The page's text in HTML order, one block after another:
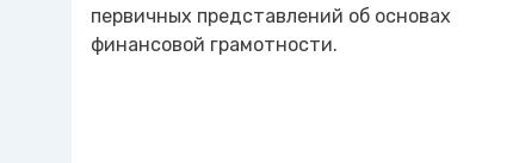
первичных представлений об основах
финансовой грамотности.